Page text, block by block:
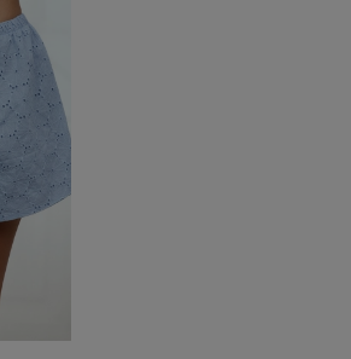
w kolorze niebieskim
bawełny
wzorem
ze szortami LIVIA BLUE
premium